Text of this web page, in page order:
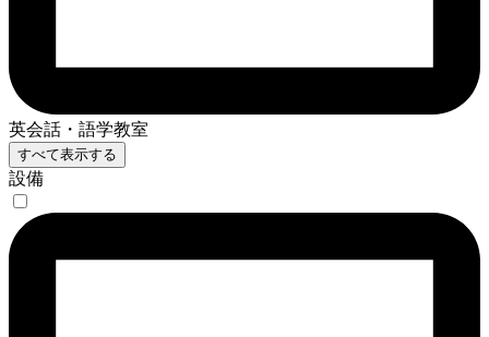
英会話・語学教室
すべて表示する
設備